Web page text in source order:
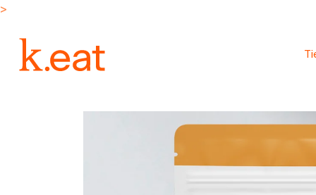
>
directamente